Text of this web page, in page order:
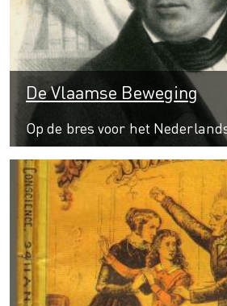
De Vlaamse Beweging
Op de bres voor het